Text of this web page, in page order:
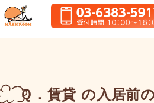
Ｑ．賃貸 の入居前